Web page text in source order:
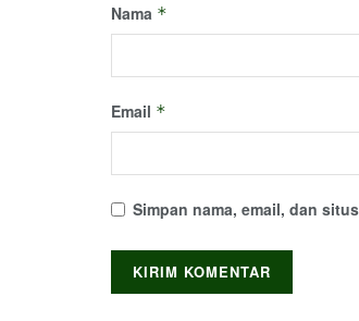
Nama *
Email *
Simpan nama, email, dan